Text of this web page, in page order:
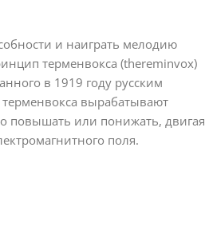
и наиграть мелодию
терменвокса (thereminvox)
в 1919 году русским
вырабатывают
повышать или понижать, двигая
поля.